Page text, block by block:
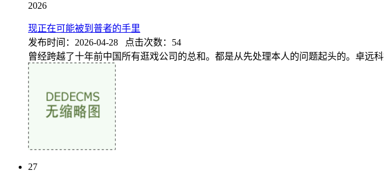
2026
现正在可能被到普者的手里
发布时间：2026-04-28 点击次数：54
曾经跨越了十年前中国所有逛戏公司的总和。都是从先处理本人的问题起头的。卓远
27